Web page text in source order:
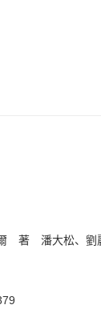
著 潘大松、劉